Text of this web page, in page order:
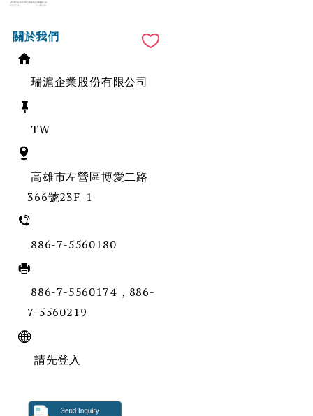
關於我們
瑞滬企業股份有限公司
TW
高雄市左營區博愛二路
366號23F-1
886-7-5560180
886-7-5560174 , 886-
7-5560219
請先登入